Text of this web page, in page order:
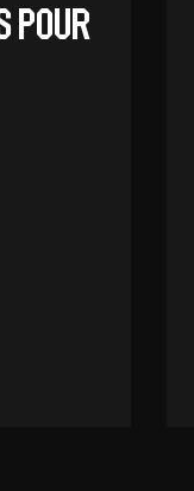
pour